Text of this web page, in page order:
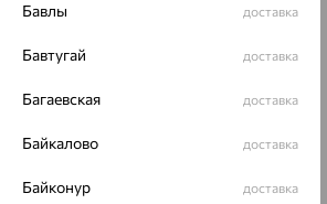
Бавлы доставка
Бавтугай доставка
Багаевская доставка
Байкалово доставка
Байконур доставка